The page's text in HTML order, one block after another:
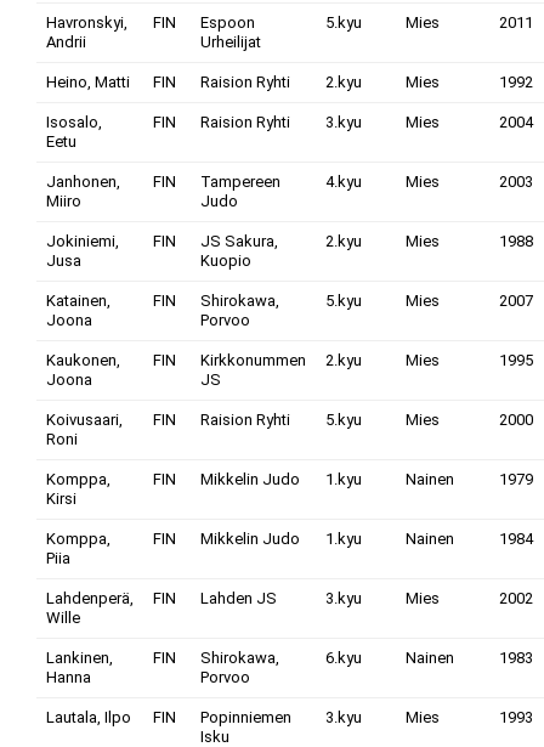
Havronskyi,
Andrii
FIN
Espoon
Urheilijat
5.kyu Mies 2011
Heino, Matti FIN Raision Ryhti 2.kyu Mies 1992
Isosalo,
Eetu
FIN Raision Ryhti 3.kyu Mies 2004
Janhonen,
Miiro
FIN
Tampereen
Judo
4.kyu Mies 2003
Jokiniemi,
Jusa
FIN
JS Sakura,
Kuopio
2.kyu Mies 1988
Katainen,
Joona
FIN
Shirokawa,
Porvoo
5.kyu Mies 2007
Kaukonen,
Joona
FIN
Kirkkonummen
JS
2.kyu Mies 1995
Koivusaari,
Roni
FIN Raision Ryhti 5.kyu Mies 2000
Komppa,
Kirsi
FIN Mikkelin Judo 1.kyu Nainen 1979
Komppa,
Piia
FIN Mikkelin Judo 1.kyu Nainen 1984
Lahdenperä,
Wille
FIN Lahden JS 3.kyu Mies 2002
Lankinen,
Hanna
FIN
Shirokawa,
Porvoo
6.kyu Nainen 1983
Lautala, Ilpo FIN
Popinniemen
Isku
3.kyu Mies 1993